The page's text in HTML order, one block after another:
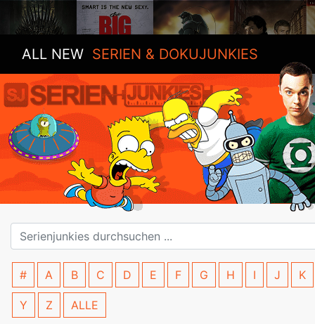
ALL NEW SERIEN & DOKUJUNKIES
# A B C D E F G H I J K
Y Z ALLE